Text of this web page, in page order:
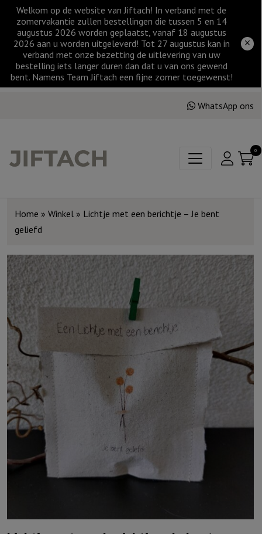
Welkom op de website van Jiftach! In verband met de
zomervakantie zullen bestellingen die tussen 5 en 14
augustus 2026 worden geplaatst, vanaf 18 augustus
2026 aan u worden uitgeleverd! Tot 27 augustus kan in
verband met onze bezetting de uitlevering van uw
bestelling iets langer duren dan dat u van ons gewend
bent. Namens Team Jiftach een fijne zomer toegewenst!
WhatsApp ons
0
Home » Winkel » Lichtje met een berichtje – Je bent
geliefd